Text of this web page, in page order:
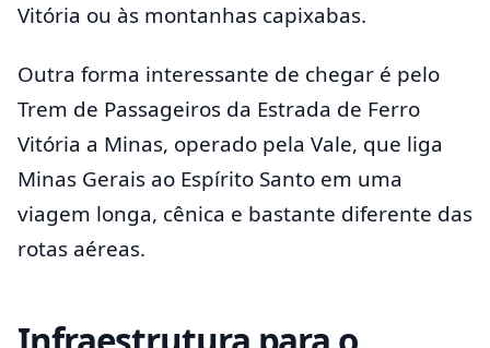
Vitória ou às montanhas capixabas.
Outra forma interessante de chegar é pelo
Trem de Passageiros da Estrada de Ferro
Vitória a Minas, operado pela Vale, que liga
Minas Gerais ao Espírito Santo em uma
viagem longa, cênica e bastante diferente das
rotas aéreas.